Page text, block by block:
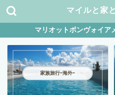
マイルと家
マリオットボンヴォイア
家族旅行ｰ海外ｰ